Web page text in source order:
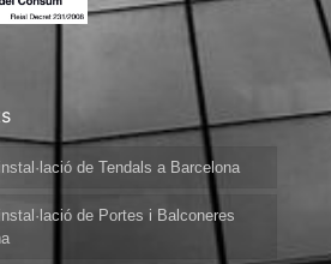
de Tendals a Barcelona
de Portes i Balconeres